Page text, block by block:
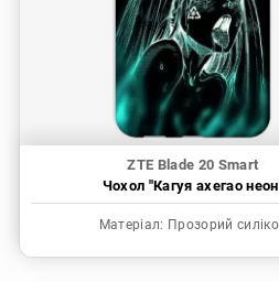
ZTE Blade 20 Smart
Чохол "Кагуя ахегао
Матеріал: Прозорий